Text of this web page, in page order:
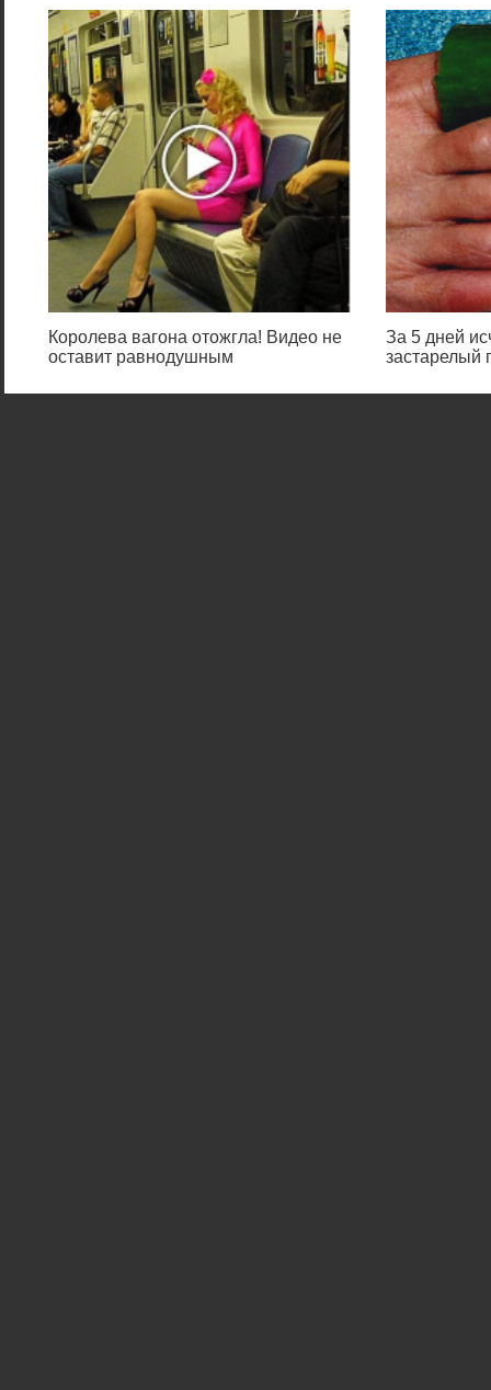
Королева вагона отожгла! Видео не
оставит равнодушным
За 5 дней
застарелый